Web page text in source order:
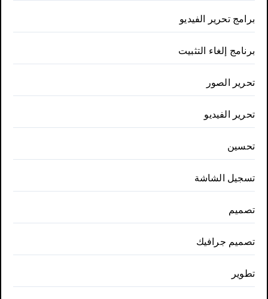
برامج تحرير الفيديو
برنامج إلغاء التثبيت
تحرير الصور
تحرير الفيديو
تحسين
تسجيل الشاشة
تصميم
تصميم جرافيك
تطوير